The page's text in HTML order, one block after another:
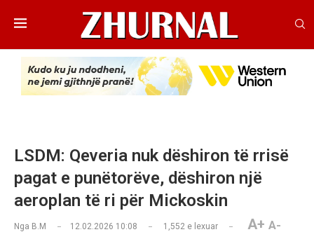
LSDM: Qeveria nuk dëshiron të rrisë
pagat e punëtorëve, dëshiron një
aeroplan të ri për Mickoskin
Nga B.M 12.02.2026 10:08 1,552 e lexuar A+ A-